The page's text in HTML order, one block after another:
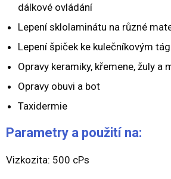
dálkové ovládání
Lepení sklolaminátu na různé
Lepení špiček ke kulečníkovým
Opravy keramiky, křemene, žuly a
Opravy obuvi a bot
Taxidermie
Parametry a použití na:
Vizkozita: 500 cPs